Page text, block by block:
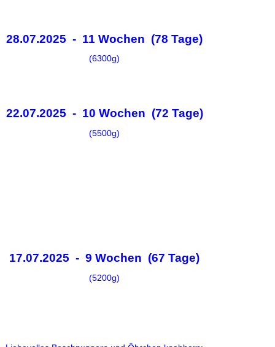
28.07.2025 - 11 Wochen (78 Tage)
(6300g)
22.07.2025 - 10 Wochen (72 Tage)
(5500g)
17.07.2025 - 9 Wochen (67 Tage)
(5200g)